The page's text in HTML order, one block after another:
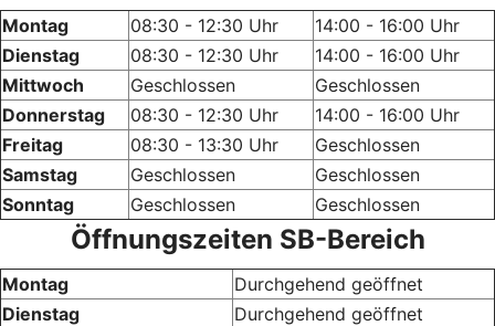
Montag 08:30 - 12:30 Uhr
14:00 - 16:00 Uhr
Dienstag
08:30 - 12:30 Uhr
14:00 - 16:00 Uhr
Mittwoch
Geschlossen
Geschlossen
Donnerstag
08:30 - 12:30 Uhr
14:00 - 16:00 Uhr
Freitag
08:30 - 13:30 Uhr
Geschlossen
Samstag
Geschlossen
Geschlossen
Sonntag
Geschlossen Geschlossen
Öffnungszeiten SB-Bereich
Montag
Durchgehend geöffnet
Dienstag
Durchgehend geöffnet